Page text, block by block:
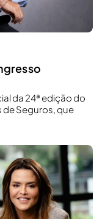
da 24ª edição do
Seguros, que